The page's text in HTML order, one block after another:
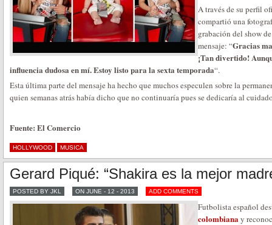
A través de su perfil
compartió una
grabación del show
mensaje: “Gracias
¡Tan divertido!
influencia dudosa en mí. Estoy listo para la sexta temporada“.
Esta última parte del mensaje ha hecho que muchos especulen sobre la
quien semanas atrás había dicho que no continuaría pues se dedicaría al
Fuente: El Comercio
HOLLYWOOD MUSICA
Gerard Piqué: “Shakira es la mejor
POSTED BY JKL ON JUNE - 12 - 2013 ADD COMMENTS
Futbolista español
colombianay